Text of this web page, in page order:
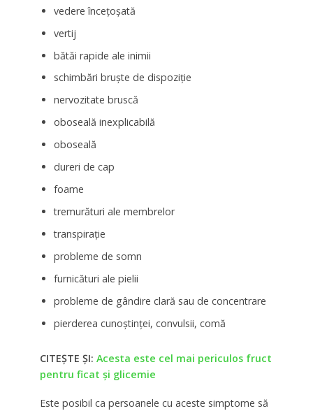
vedere încețoșată
vertij
bătăi rapide ale inimii
schimbări bruște de dispoziție
nervozitate bruscă
oboseală inexplicabilă
oboseală
dureri de cap
foame
tremurături ale membrelor
transpirație
probleme de somn
furnicături ale pielii
probleme de gândire clară sau de concentrare
pierderea cunoștinței, convulsii, comă
CITEȘTE ȘI: Acesta este cel mai periculos fruct
pentru ficat și glicemie
Este posibil ca persoanele cu aceste simptome să